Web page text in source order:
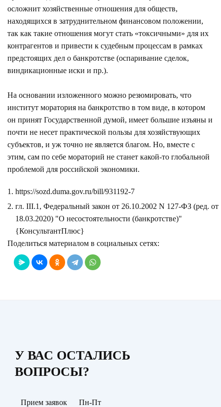
осложнит хозяйственные отношения для обществ,
находящихся в затруднительном финансовом положении,
так как такие отношения могут стать «токсичными» для их
контрагентов и привести к судебным процессам в рамках
предстоящих дел о банкротстве (оспаривание сделок,
виндикационные иски и пр.).
На основании изложенного можно резюмировать, что
институт моратория на банкротство в том виде, в котором
он принят Государственной думой, имеет большие изъяны и
почти не несет практической пользы для хозяйствующих
субъектов, и уж точно не является благом. Но, вместе с
этим, сам по себе мораторий не станет какой-то глобальной
проблемой для российской экономики.
https://sozd.duma.gov.ru/bill/931192-7
гл. III.1, Федеральный закон от 26.10.2002 N 127-ФЗ (ред. от
18.03.2020) "О несостоятельности (банкротстве)"
{КонсультантПлюс}
Поделиться материалом в социальных сетях:
У ВАС ОСТАЛИСЬ
ВОПРОСЫ?
Прием заявок
Пн-Пт